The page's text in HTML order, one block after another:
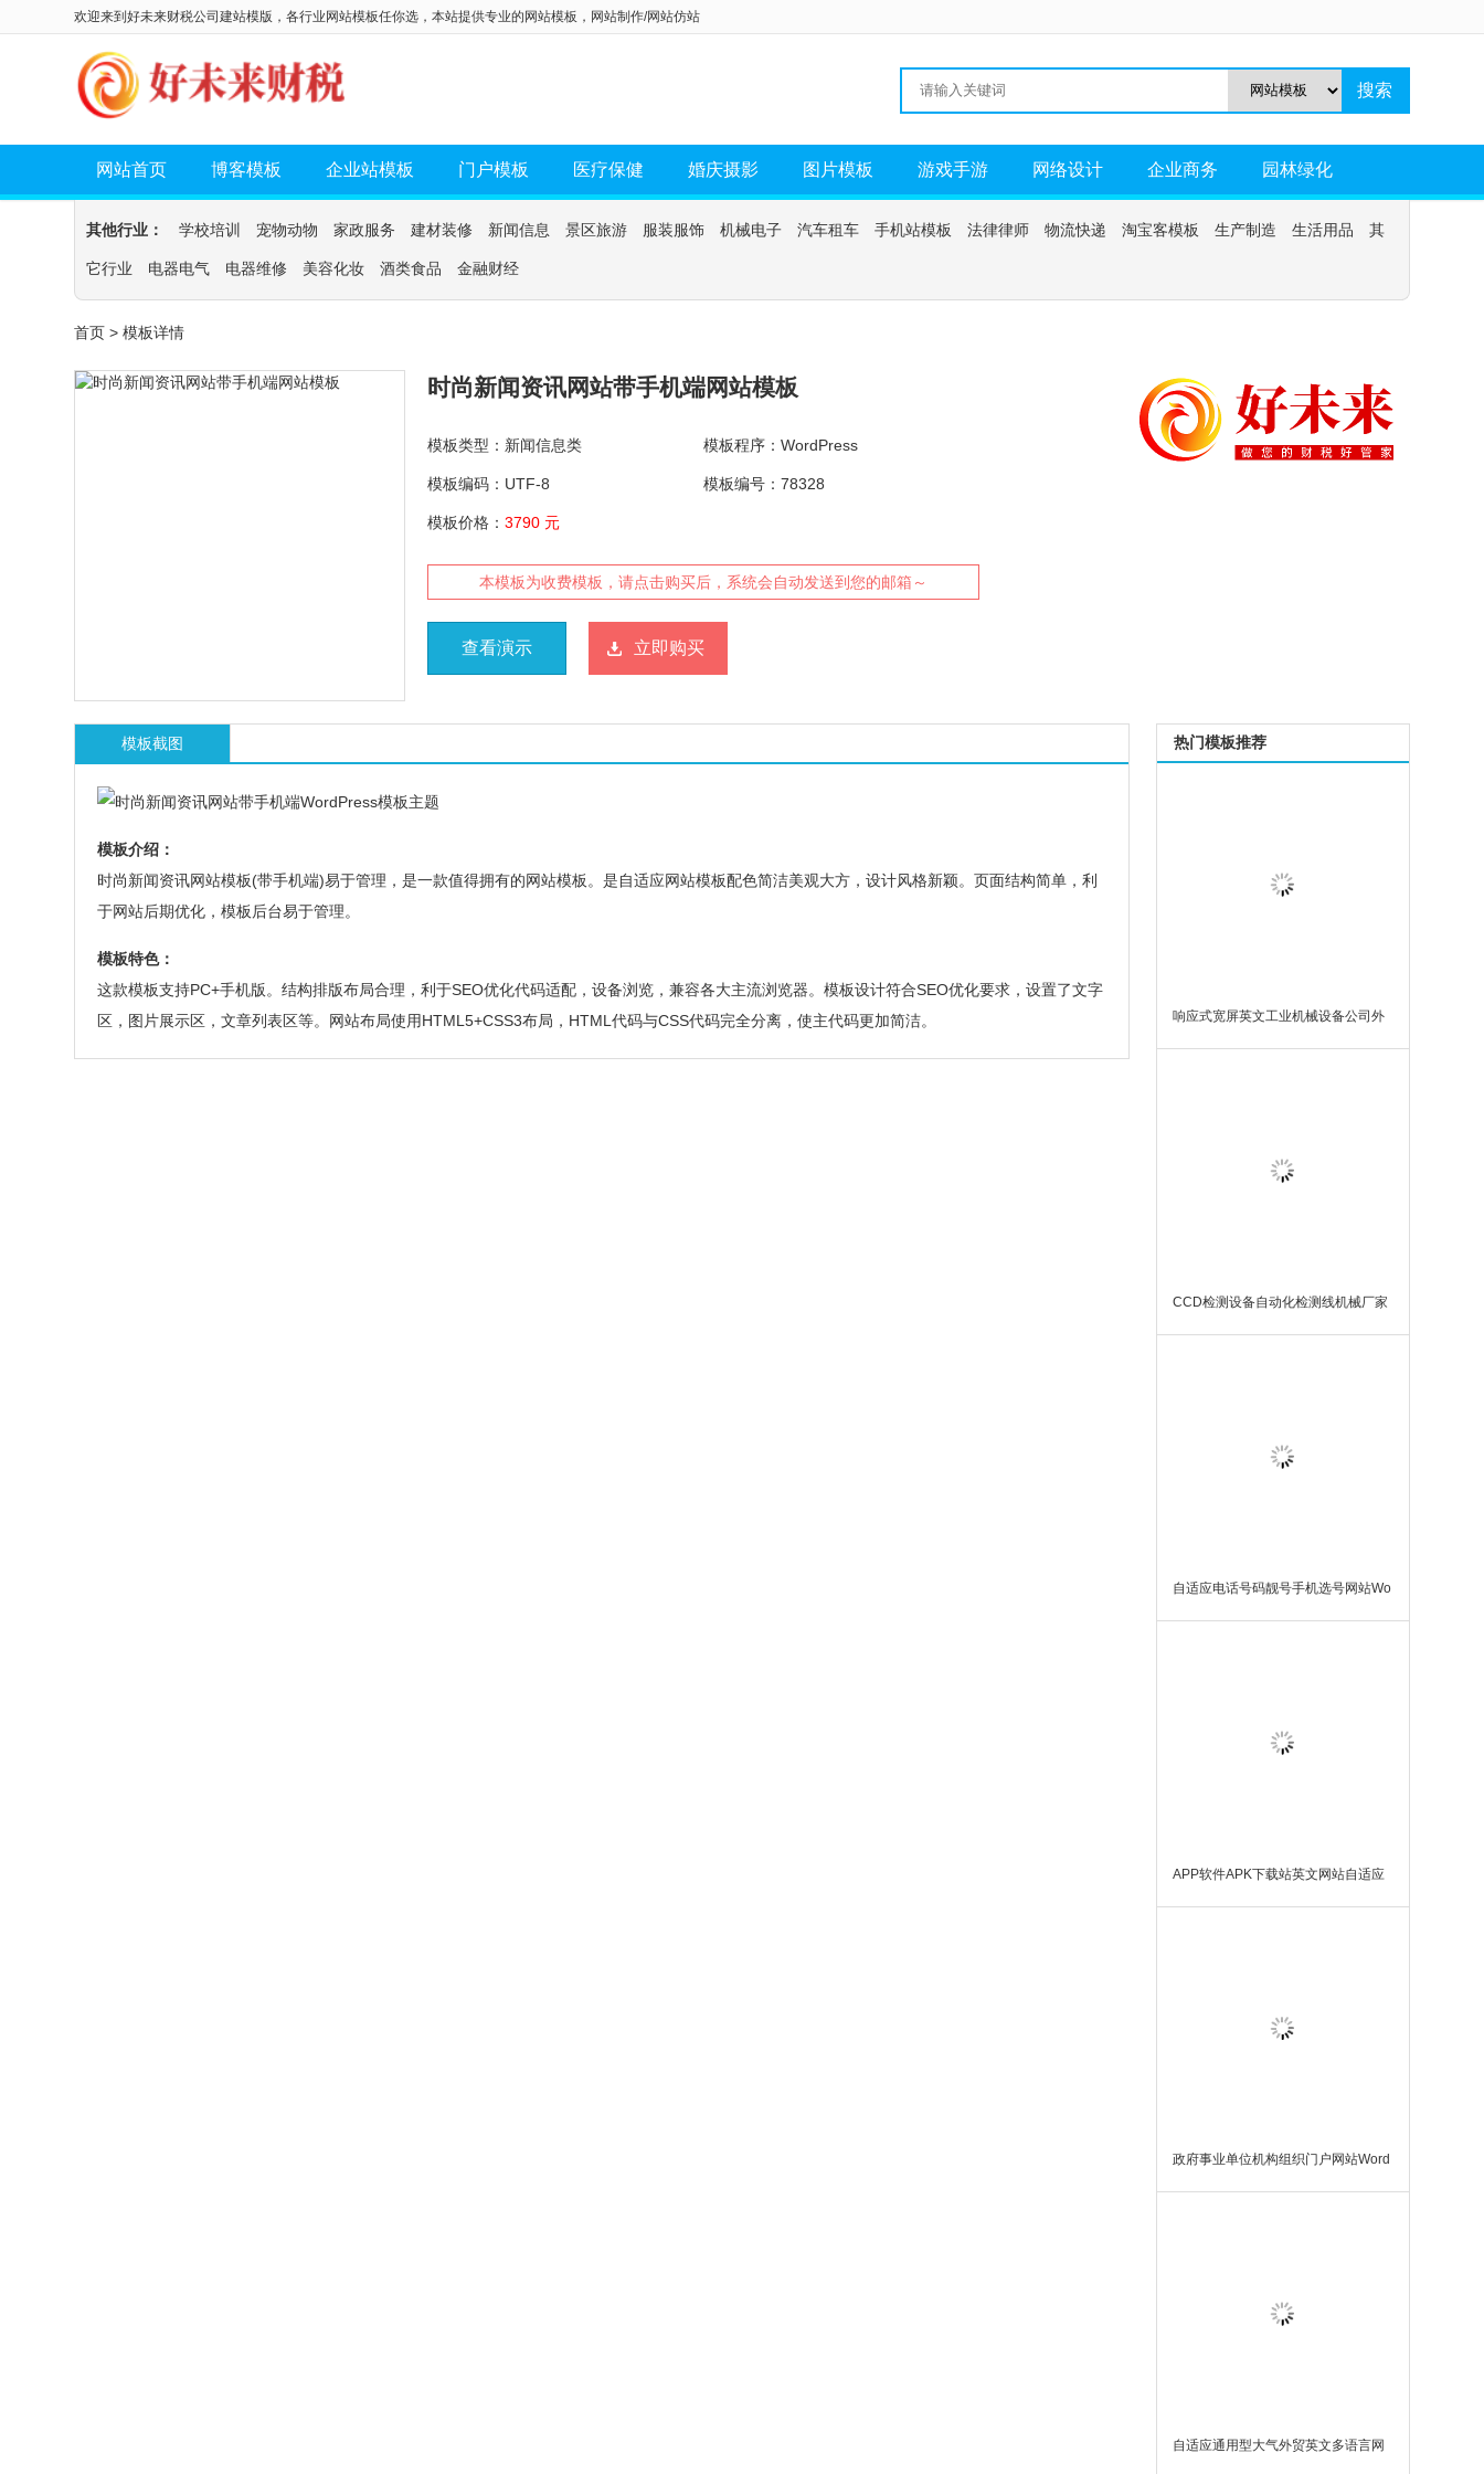
欢迎来到好未来财税公司建站模版，各行业网站模板任你选，本站提供专业的 网站模板 ， 网站制作/网站仿站
网站首页 博客模板 企业站模板 门户模板 医疗保健 婚庆摄影 图片模板 游戏手游 网络设计 企业商务 园林绿化
其他行业： 学校培训 宠物动物 家政服务 建材装修 新闻信息 景区旅游 服装服饰 机械电子 汽车租车 手机站模板 法律律师 物流快递 淘宝客模板 生产制造 生活用品 其
它行业 电器电气 电器维修 美容化妆 酒类食品 金融财经
首页 > 模板详情
时尚新闻资讯网站带手机端网站模板
模板类型：新闻信息类 模板程序：WordPress
模板编码：UTF-8 模板编号：78328
模板价格： 3790 元
本模板为收费模板，请点击购买后，系统会自动发送到您的邮箱～
查看演示 立即购买
模板截图
模板介绍：
时尚新闻资讯网站模板(带手机端)易于管理，是一款值得拥有的网站模板。是自适应网站模板配色简洁美观大方，设计风格新颖。页面结构简单，利
于网站后期优化，模板后台易于管理。
模板特色：
这款模板支持PC+手机版。结构排版布局合理，利于SEO优化代码适配，设备浏览，兼容各大主流浏览器。模板设计符合SEO优化要求，设置了文字
区，图片展示区，文章列表区等。网站布局使用HTML5+CSS3布局，HTML代码与CSS代码完全分离，使主代码更加简洁。
热门模板推荐
响应式宽屏英文工业机械设备公司外
贸网站WordPress模板主题
CCD检测设备自动化检测线机械厂家
网站自适应WordPress模板主题
自适应电话号码靓号手机选号网站Wo
rdPress模板主题
APP软件APK下载站英文网站自适应
WordPress模板主题
政府事业单位机构组织门户网站Word
Press模板主题
自适应通用型大气外贸英文多语言网